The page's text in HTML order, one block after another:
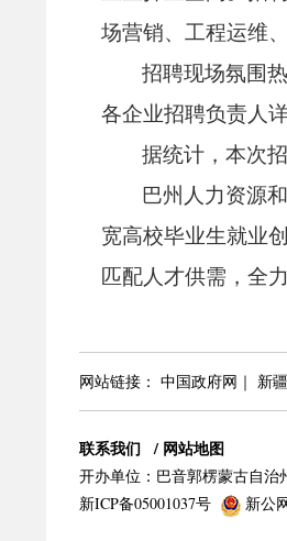
场营销、 工程运维、
招聘现场氛围
各企业招聘负责人
据统计，本次
巴州人力资源
宽高校毕业生就业
匹配人才供需， 全
网站链接： 中国政府网 ｜ 新
联系我们 / 网站地图
开办单位：巴音郭楞蒙古自治
新ICP备05001037号
新公